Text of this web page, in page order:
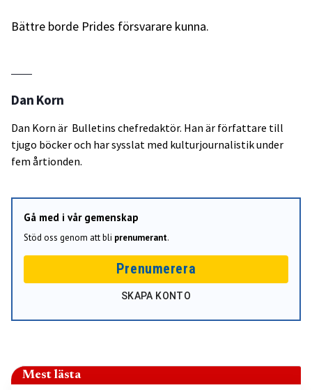
Bättre borde Prides försvarare kunna.
Dan Korn
Dan Korn är Bulletins chefredaktör. Han är författare till
tjugo böcker och har sysslat med kulturjournalistik under
fem årtionden.
Gå med i vår gemenskap
Stöd oss genom att bli prenumerant.
Prenumerera
SKAPA KONTO
Mest lästa